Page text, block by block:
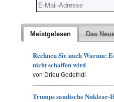
Meistgelesen Das
Rechnen Sie nach Warum:
nicht schaffen wird
von Drieu Godefridi
Trumps saudische Nuklear-